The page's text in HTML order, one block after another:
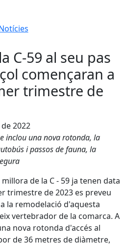
C-59 al seu pas
començaran a
trimestre de
2022
inclou una nova rotonda, la
i passos de fauna, la
de la C - 59 ja tenen data
trimestre de 2023 es preveu
la remodelació d'aquesta
vertebrador de la comarca. A
nova rotonda d'accés al
de 36 metres de diàmetre,